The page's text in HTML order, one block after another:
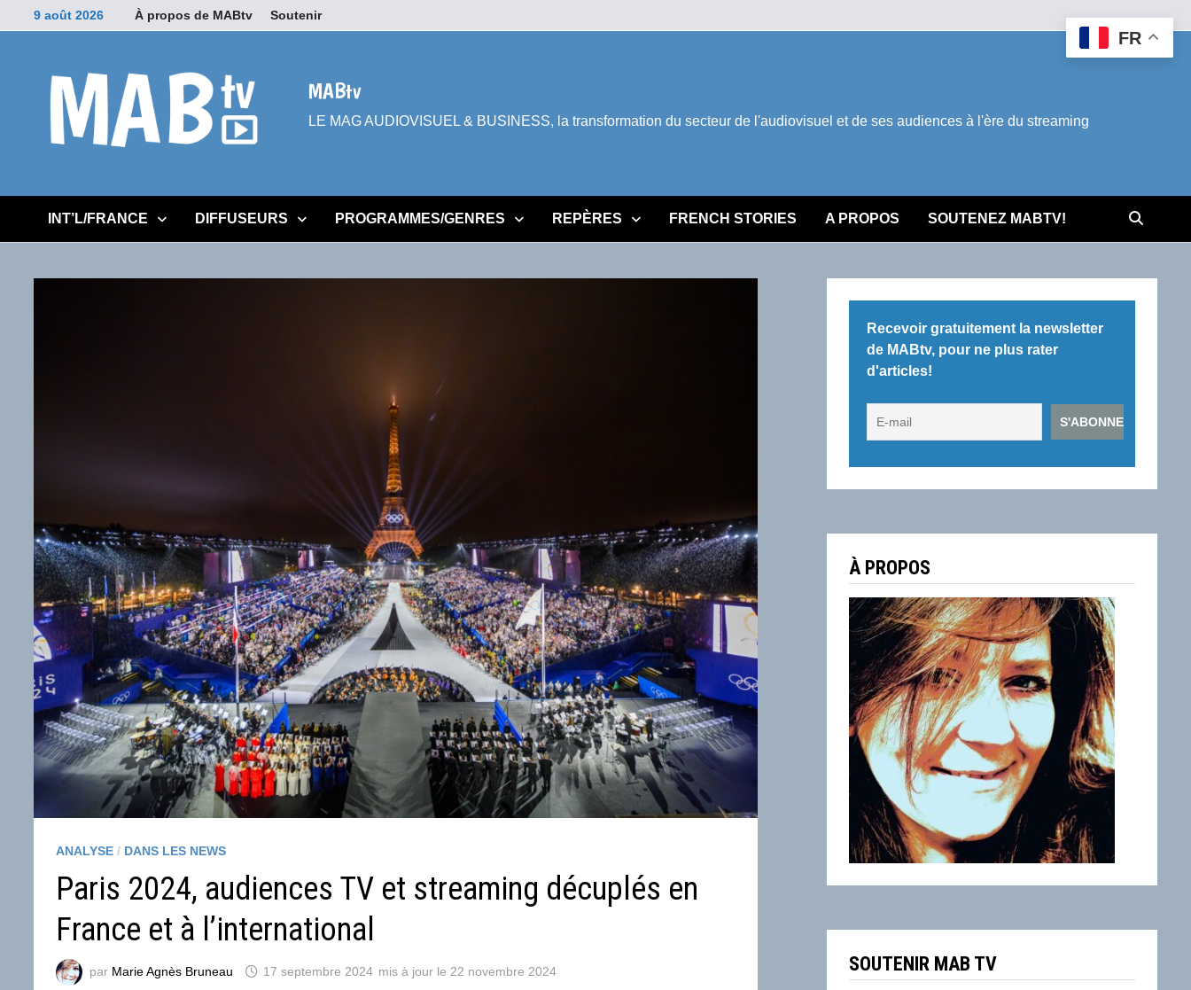
Passer
au
9 août 2026 À propos de MABtv Soutenir
MABtv
LE MAG AUDIOVISUEL & BUSINESS, la transformation du secteur de l'audiovisuel et de ses audiences à l'ère du streaming
INT’L/FRANCE DIFFUSEURS PROGRAMMES/GENRES REPÈRES FRENCH STORIES A PROPOS SOUTENEZ MABTV!
ANALYSE / DANS LES NEWS
Paris 2024, audiences TV et streaming décuplés en
France et à l’international
par Marie Agnès Bruneau 17 septembre 2024 22 novembre 2024
Recevoir gratuitement la newsletter
de MABtv, pour ne plus rater
d'articles!
À PROPOS
SOUTENIR MAB TV
FR